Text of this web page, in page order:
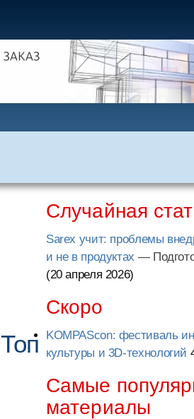
Случайная
Sarex учит: проблемы
и не в продуктах —
(20 апреля 2026)
Скоро
KOMPAScon: фестиваль
культуры и 3D-технологий
Самые
материалы